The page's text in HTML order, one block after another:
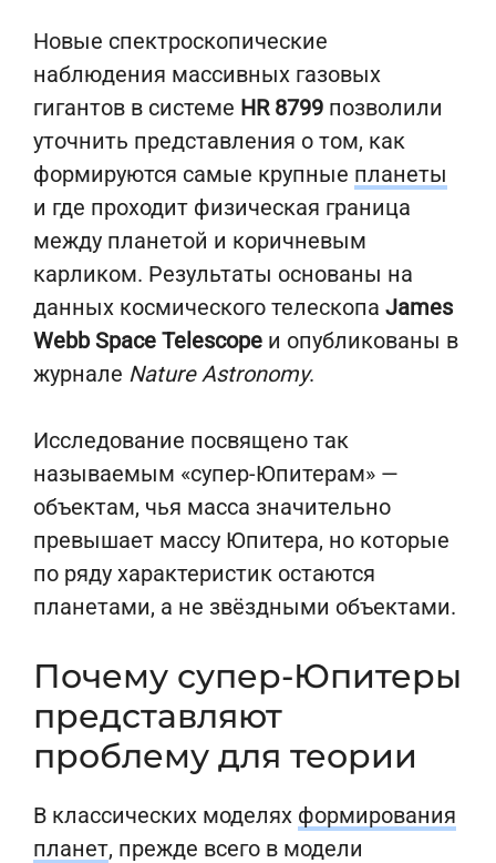
Новые спектроскопические
наблюдения массивных газовых
гигантов в системе HR 8799 позволили
уточнить представления о том, как
формируются самые крупные планеты
и где проходит физическая граница
между планетой и коричневым
карликом. Результаты основаны на
данных космического телескопа James
Webb Space Telescope и опубликованы в
журнале Nature Astronomy.
Исследование посвящено так
называемым «супер-Юпитерам» —
объектам, чья масса значительно
превышает массу Юпитера, но которые
по ряду характеристик остаются
планетами, а не звёздными объектами.
Почему супер-Юпитеры
представляют
проблему для теории
В классических моделях формирования
планет, прежде всего в модели